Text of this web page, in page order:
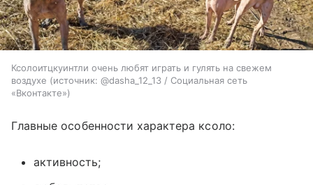
Ксолоитцкуинтли очень любят играть и гулять на свежем
воздухе
источник: @dasha_12_13 / Социальная сеть
«Вконтакте»
Главные особенности характера ксоло:
активность;